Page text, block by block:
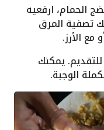
الحمام، ارفعيه
تصفية المرق
الأرز.
يمكنك
الوجبة.